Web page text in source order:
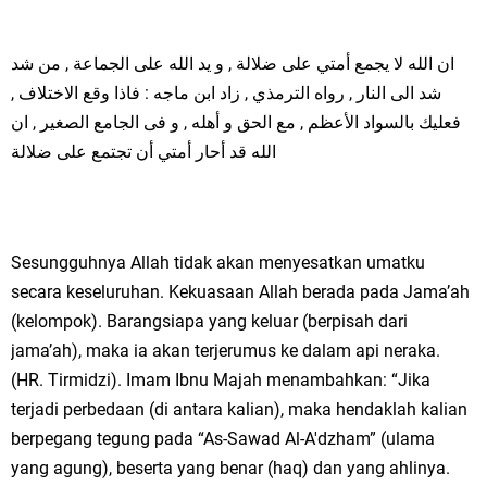
ان الله لا يجمع أمتي على ضلالة , و يد الله على الجماعة , من شد
شد الى النار , رواه الترمذي , زاد ابن ماجه : فاذا وقع الاختلاف ,
فعليك بالسواد الأعظم , مع الحق و أهله , و فى الجامع الصغير , ان
الله قد أحار أمتي أن تجتمع على ضلالة
Sesungguhnya Allah tidak akan menyesatkan umatku
secara keseluruhan. Kekuasaan Allah berada pada Jama’ah
(kelompok). Barangsiapa yang keluar (berpisah dari
jama’ah), maka ia akan terjerumus ke dalam api neraka.
(HR. Tirmidzi). Imam Ibnu Majah menambahkan: “Jika
terjadi perbedaan (di antara kalian), maka hendaklah kalian
berpegang tegung pada “As-Sawad Al-A'dzham” (ulama
yang agung), beserta yang benar (haq) dan yang ahlinya.